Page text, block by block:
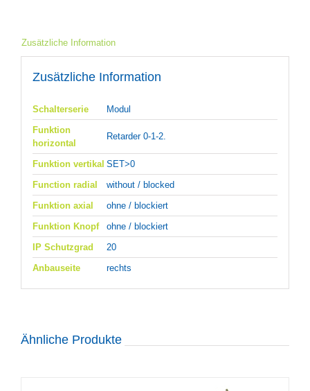
Zusätzliche Information
Zusätzliche Information
Schalterserie
Modul
Funktion
horizontal
Retarder 0-1-2.
Funktion vertikal SET>0
Function radial
without / blocked
Funktion axial
ohne / blockiert
Funktion Knopf
ohne / blockiert
IP Schutzgrad
20
Anbauseite
rechts
Ähnliche Produkte